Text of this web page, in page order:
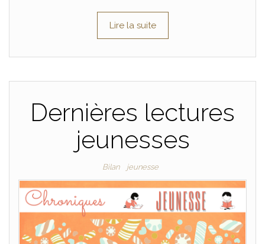
Lire la suite
Dernières lectures
jeunesses
Bilan jeunesse